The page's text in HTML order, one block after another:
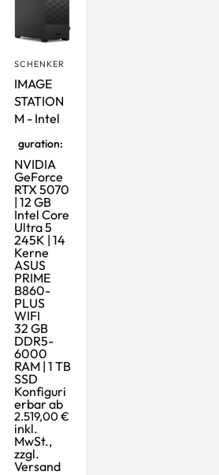
SCHENKER
IMAGE
STATION
M - Intel
guration:
NVIDIA
GeForce
RTX 5070
| 12 GB
Intel Core
Ultra 5
245K | 14
Kerne
ASUS
PRIME
B860-
PLUS
WIFI
32 GB
DDR5-
6000
RAM | 1 TB
SSD
Konfiguri
erbar ab
2.519,00 €
inkl.
MwSt.,
zzgl.
Versand